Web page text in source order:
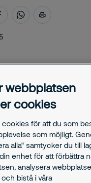
helgen ett annorlunda
när Wildhood
kring tjuvjakten i
dag.
pågår det en kamp för att
Fler än 20 000
årligen i den illegala
webbplatsen
cookies
cookies för att du som
som möjligt.
alla" samtycker du till
enhet för att förbättra
analysera
bistå i våra